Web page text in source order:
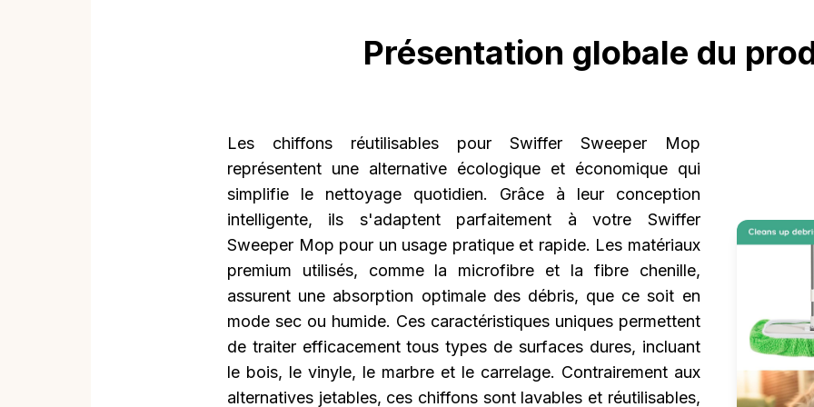
Présentation globale du
Les chiffons réutilisables pour Swiffer Sweeper Mop
représentent une alternative écologique et économique qui
simplifie le nettoyage quotidien. Grâce à leur conception
intelligente, ils s'adaptent parfaitement à votre Swiffer
Sweeper Mop pour un usage pratique et rapide. Les matériaux
premium utilisés, comme la microfibre et la fibre chenille,
assurent une absorption optimale des débris, que ce soit en
mode sec ou humide. Ces caractéristiques uniques permettent
de traiter efficacement tous types de surfaces dures, incluant
le bois, le vinyle, le marbre et le carrelage. Contrairement aux
alternatives jetables, ces chiffons sont lavables et réutilisables,